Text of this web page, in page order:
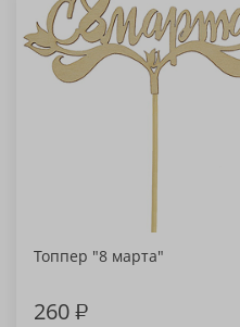
Топпер "8 марта"
260₽